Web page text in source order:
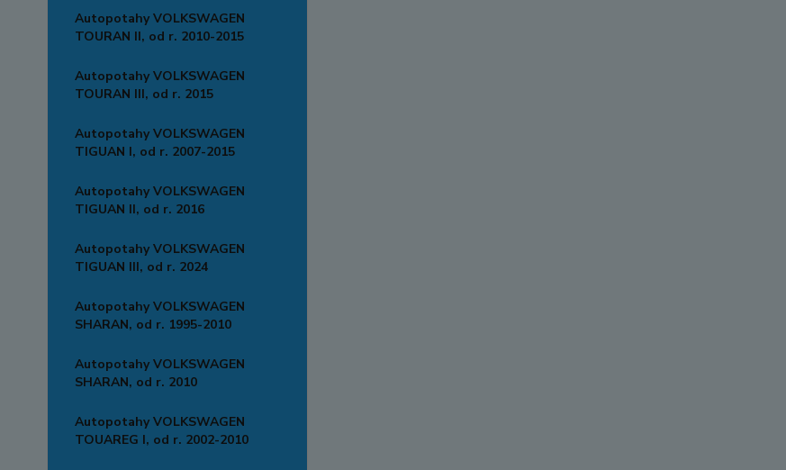
Autopotahy VOLKSWAGEN
TOURAN II, od r. 2010-2015
Autopotahy VOLKSWAGEN
TOURAN III, od r. 2015
Autopotahy VOLKSWAGEN
TIGUAN I, od r. 2007-2015
Autopotahy VOLKSWAGEN
TIGUAN II, od r. 2016
Autopotahy VOLKSWAGEN
TIGUAN III, od r. 2024
Autopotahy VOLKSWAGEN
SHARAN, od r. 1995-2010
Autopotahy VOLKSWAGEN
SHARAN, od r. 2010
Autopotahy VOLKSWAGEN
TOUAREG I, od r. 2002-2010